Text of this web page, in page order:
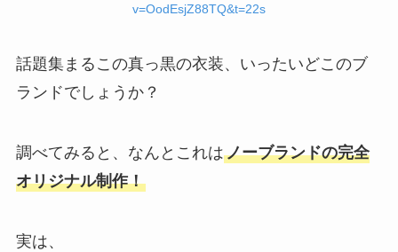
v=OodEsjZ88TQ&t=22s
話題集まるこの真っ黒の衣装、いったいどこのブ
ランドでしょうか？
調べてみると、なんとこれはノーブランドの完全
オリジナル制作！
実は、